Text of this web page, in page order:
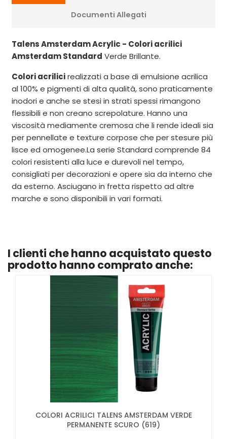
Documenti Allegati
Talens Amsterdam Acrylic - Colori acrilici
Amsterdam Standard Verde Brillante.
Colori acrilicirealizzati a base di emulsione acrilica
al 100% e pigmenti di alta qualità, sono praticamente
inodori e anche se stesi in strati spessi rimangono
flessibili e non creano screpolature. Hanno una
viscosità mediamente cremosa che li rende ideali sia
per pennellate e texture corpose che per stesure più
lisce ed omogenee.La serie Standard comprende 84
colori resistenti alla luce e durevoli nel tempo,
consigliati per decorazioni e opere sia da interno che
da esterno. Asciugano in fretta rispetto ad altre
marche e sono disponibili in vari formati.
I clienti che hanno acquistato questo
prodotto hanno comprato anche:
COLORI ACRILICI TALENS AMSTERDAM VERDE
PERMANENTE SCURO (619)